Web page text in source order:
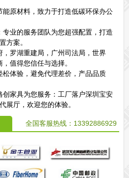
能原材料，致力于打造低碳环保办公
专业的服务团队为您超强配置，打造
方案。
罗湖重建局，广州司法局，世界
值得您信任与选择。
松体验，避免代理差价，产品品质
创家具为您服务：工厂落户深圳宝安
展厅，欢迎您的体验。
全国客服热线： 13392886929